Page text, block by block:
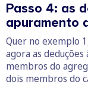
Passo 4: as
apuramento
Quer no exemplo
agora as deduções
membros do
dois membros do